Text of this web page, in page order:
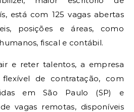
está com 125 vagas abertas
posições e áreas, como
fiscal e contábil.
e reter talentos, a empresa
de contratação, com
em São Paulo (SP) e
vagas remotas, disponíveis